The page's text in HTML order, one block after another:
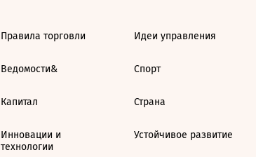
Правила торговли
Ведомости&
Капитал
Инновации и
технологии
Идеи управления
Спорт
Страна
Устойчивое развитие